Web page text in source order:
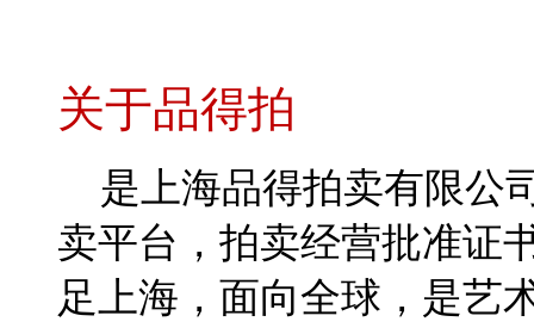
关于品得拍
是上海品得拍卖有限公
卖平台，拍卖经营批准证
足上海，面向全球，是艺